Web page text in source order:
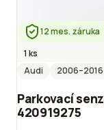
12 mes. záruka
1 ks
Audi
2006–2016
Parkovací
420919275